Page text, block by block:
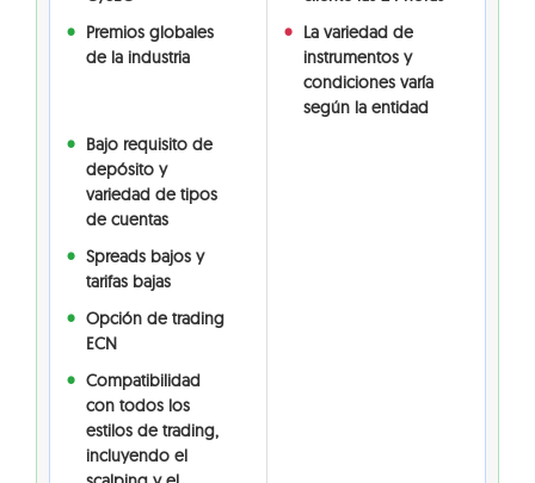
Premios globales
de la industria
La variedad de
instrumentos y
condiciones varía
según la entidad
Bajo requisito de
depósito y
variedad de tipos
de cuentas
Spreads bajos y
tarifas bajas
Opción de trading
ECN
Compatibilidad
con todos los
estilos de trading,
incluyendo el